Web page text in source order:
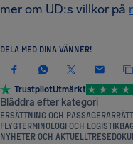
mer om UD:s villkor på
DELA MED DINA VÄNNER!
TrustpilotUtmärkt
Bläddra efter kategori
ERSÄTTNING OCH
FLYGTERMINOLOGI OCH LOGISTIK
NYHETER OCH AKTUELLT